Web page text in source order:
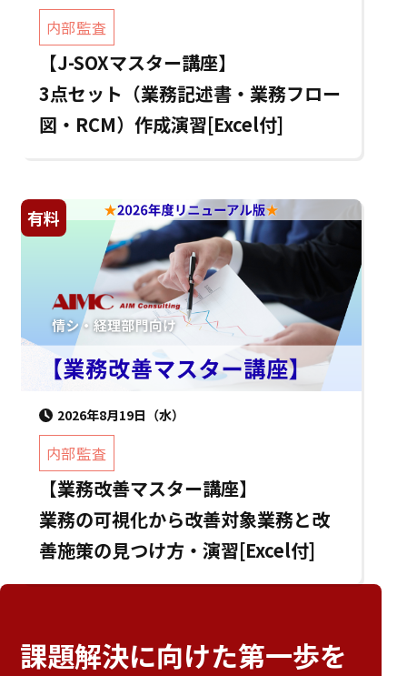
内部監査
【J-SOXマスター講座】
3点セット（業務記述書・業務フロー
図・RCM）作成演習[Excel付]
有料
2026年8月19日（水）
内部監査
【業務改善マスター講座】
業務の可視化から改善対象業務と改
善施策の見つけ方・演習[Excel付]
課題解決に向けた第一歩を